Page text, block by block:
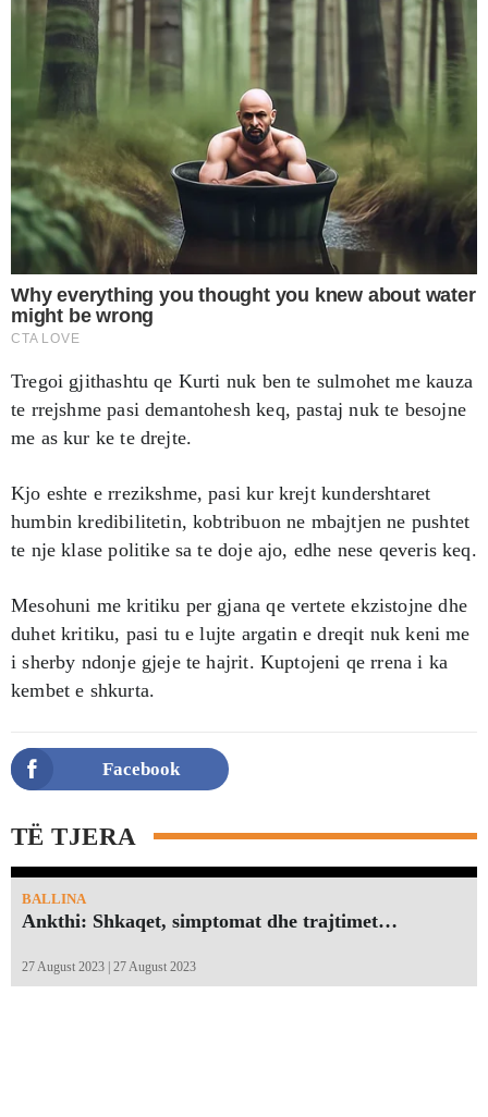
Tregoi gjithashtu qe Kurti nuk ben te sulmohet me kauza
te rrejshme pasi demantohesh keq, pastaj nuk te besojne
me as kur ke te drejte.
Kjo eshte e rrezikshme, pasi kur krejt kundershtaret
humbin kredibilitetin, kobtribuon ne mbajtjen ne pushtet
te nje klase politike sa te doje ajo, edhe nese qeveris keq.
Mesohuni me kritiku per gjana qe vertete ekzistojne dhe
duhet kritiku, pasi tu e lujte argatin e dreqit nuk keni me
i sherby ndonje gjeje te hajrit. Kuptojeni qe rrena i ka
kembet e shkurta.
Facebook
TË TJERA
BALLINA
Ankthi: Shkaqet, simptomat dhe trajtimet…
27 August 2023 | 27 August 2023